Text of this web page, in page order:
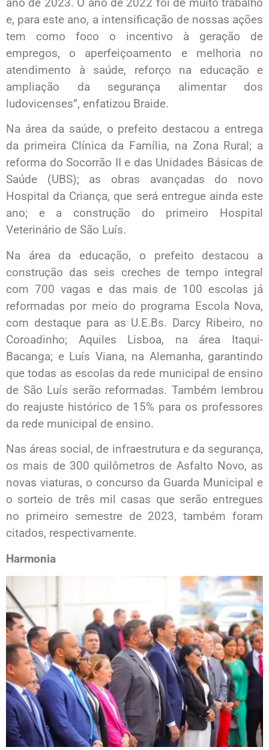
e, para este ano, a intensificação de nossas ações
tem como foco o incentivo à geração de
empregos, o aperfeiçoamento e melhoria no
atendimento à saúde, reforço na educação e
ampliação da segurança alimentar dos
ludovicenses”, enfatizou Braide.
Na área da saúde, o prefeito destacou a entrega
da primeira Clínica da Família, na Zona Rural; a
reforma do Socorrão II e das Unidades Básicas de
Saúde (UBS); as obras avançadas do novo
Hospital da Criança, que será entregue ainda este
ano; e a construção do primeiro Hospital
Veterinário de São Luís.
Na área da educação, o prefeito destacou a
construção das seis creches de tempo integral
com 700 vagas e das mais de 100 escolas já
reformadas por meio do programa Escola Nova,
com destaque para as U.E.Bs. Darcy Ribeiro, no
Coroadinho; Aquiles Lisboa, na área Itaqui-
Bacanga; e Luís Viana, na Alemanha, garantindo
que todas as escolas da rede municipal de ensino
de São Luís serão reformadas. Também lembrou
do reajuste histórico de 15% para os professores
da rede municipal de ensino.
Nas áreas social, de infraestrutura e da segurança,
os mais de 300 quilômetros de Asfalto Novo, as
novas viaturas, o concurso da Guarda Municipal e
o sorteio de três mil casas que serão entregues
no primeiro semestre de 2023, também foram
citados, respectivamente.
Harmonia